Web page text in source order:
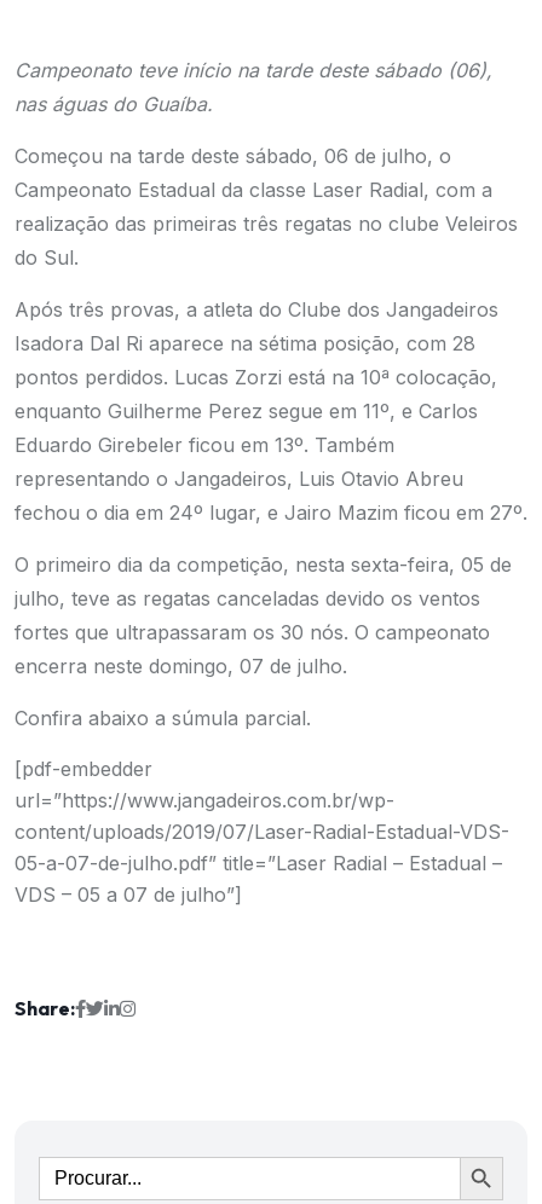
Campeonato teve início na tarde deste sábado (06),
nas águas do Guaíba.
Começou na tarde deste sábado, 06 de julho, o
Campeonato Estadual da classe Laser Radial, com a
realização das primeiras três regatas no clube Veleiros
do Sul.
Após três provas, a atleta do Clube dos Jangadeiros
Isadora Dal Ri aparece na sétima posição, com 28
pontos perdidos. Lucas Zorzi está na 10ª colocação,
enquanto Guilherme Perez segue em 11º, e Carlos
Eduardo Girebeler ficou em 13º. Também
representando o Jangadeiros, Luis Otavio Abreu
fechou o dia em 24º lugar, e Jairo Mazim ficou em 27º.
O primeiro dia da competição, nesta sexta-feira, 05 de
julho, teve as regatas canceladas devido os ventos
fortes que ultrapassaram os 30 nós. O campeonato
encerra neste domingo, 07 de julho.
Confira abaixo a súmula parcial.
[pdf-embedder
url=”https://www.jangadeiros.com.br/wp-
content/uploads/2019/07/Laser-Radial-Estadual-VDS-
05-a-07-de-julho.pdf” title=”Laser Radial – Estadual –
VDS – 05 a 07 de julho”]
Share:
Ir